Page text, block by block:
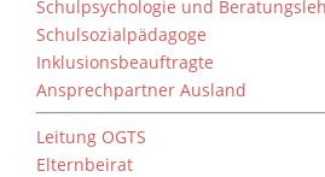
Schulpsychologie und
Schulsozialpädagoge
Inklusionsbeauftragte
Ansprechpartner Ausland
Leitung OGTS
Elternbeirat